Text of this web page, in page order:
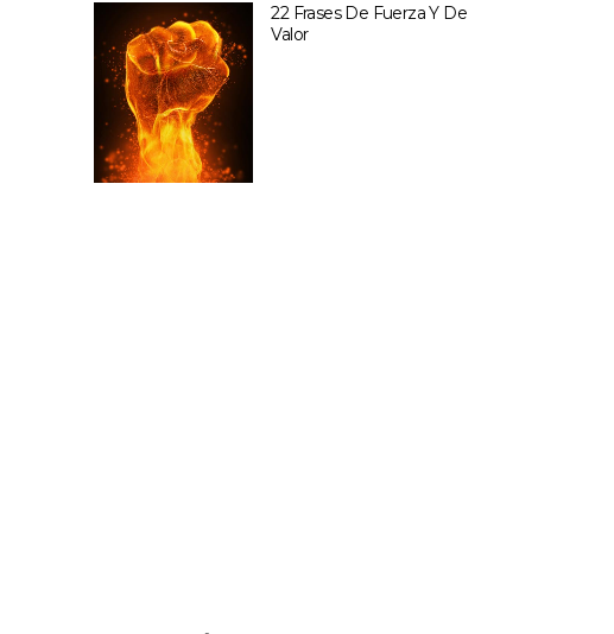
22 Frases De Fuerza Y De
Valor